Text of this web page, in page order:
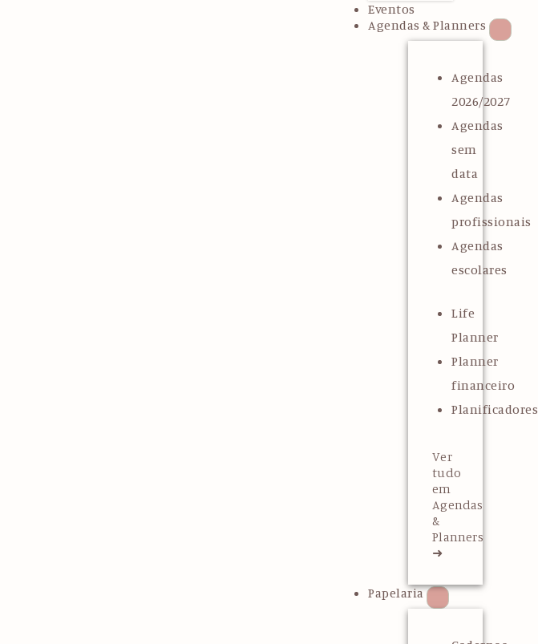
Eventos
Agendas & Planners
Agendas
2026/2027
Agendas
sem
data
Agendas
profissionais
Agendas
escolares
Life
Planner
Planner
financeiro
Planificadores
Ver
tudo
em
Agendas
&
Planners
➜
Papelaria